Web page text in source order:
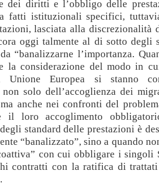
dei diritti e l’obbligo delle
fatti istituzionali specifici, tuttavia
lasciata alla discrezionalità
oggi talmente al di sotto degli
“banalizzarne l’importanza.
la considerazione del modo in
Unione Europea si stanno
solo dell’accoglienza dei
anche nei confronti del
il loro accoglimento
standard delle prestazioni è
“banalizzato”, sino a quando
con cui obbligare i singoli
contratti con la ratifica di trattati